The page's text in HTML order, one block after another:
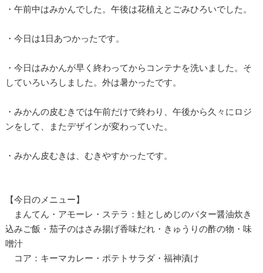
・午前中はみかんでした。午後は花植えとごみひろいでした。
・今日は1日あつかったです。
・今日はみかんが早く終わってからコンテナを洗いました。そ
していろいろしました。外は暑かったです。
・みかんの皮むきでは午前だけで終わり、午後から久々にロジ
ンをして、またデザインが変わっていた。
・みかん皮むきは、むきやすかったです。
【今日のメニュー】
まんてん・アモーレ・ステラ：鮭としめじのバター醤油炊き
込みご飯・茄子のはさみ揚げ香味だれ・きゅうりの酢の物・味
噌汁
コア：キーマカレー・ポテトサラダ・福神漬け